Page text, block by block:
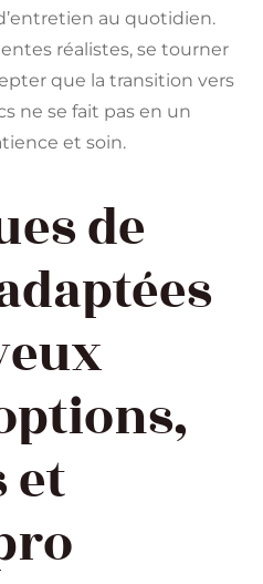
au quotidien.
réalistes, se tourner
que la transition vers
ne se fait pas en un
et soin.
de
et